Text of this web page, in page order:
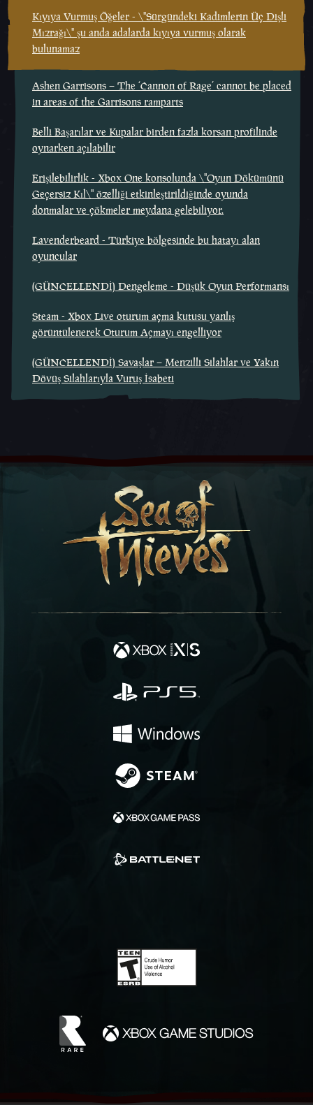
Kıyıya Vurmuş Öğeler - \"Sürgündeki Kadimlerin Üç Dişli
Mızrağı\" şu anda adalarda kıyıya vurmuş olarak
bulunamaz
Ashen Garrisons – The ‘Cannon of Rage’ cannot be placed
in areas of the Garrisons ramparts
Belli Başarılar ve Kupalar birden fazla korsan profilinde
oynarken açılabilir
Erişilebilirlik - Xbox One konsolunda \"Oyun Dökümünü
Geçersiz Kıl\" özelliği etkinleştirildiğinde oyunda
donmalar ve çökmeler meydana gelebiliyor.
Lavenderbeard - Türkiye bölgesinde bu hatayı alan
oyuncular
(GÜNCELLENDİ) Dengeleme - Düşük Oyun Performansı
Steam - Xbox Live oturum açma kutusu yanlış
görüntülenerek Oturum Açmayı engelliyor
(GÜNCELLENDİ) Savaşlar – Menzilli Silahlar ve Yakın
Dövüş Silahlarıyla Vuruş İsabeti